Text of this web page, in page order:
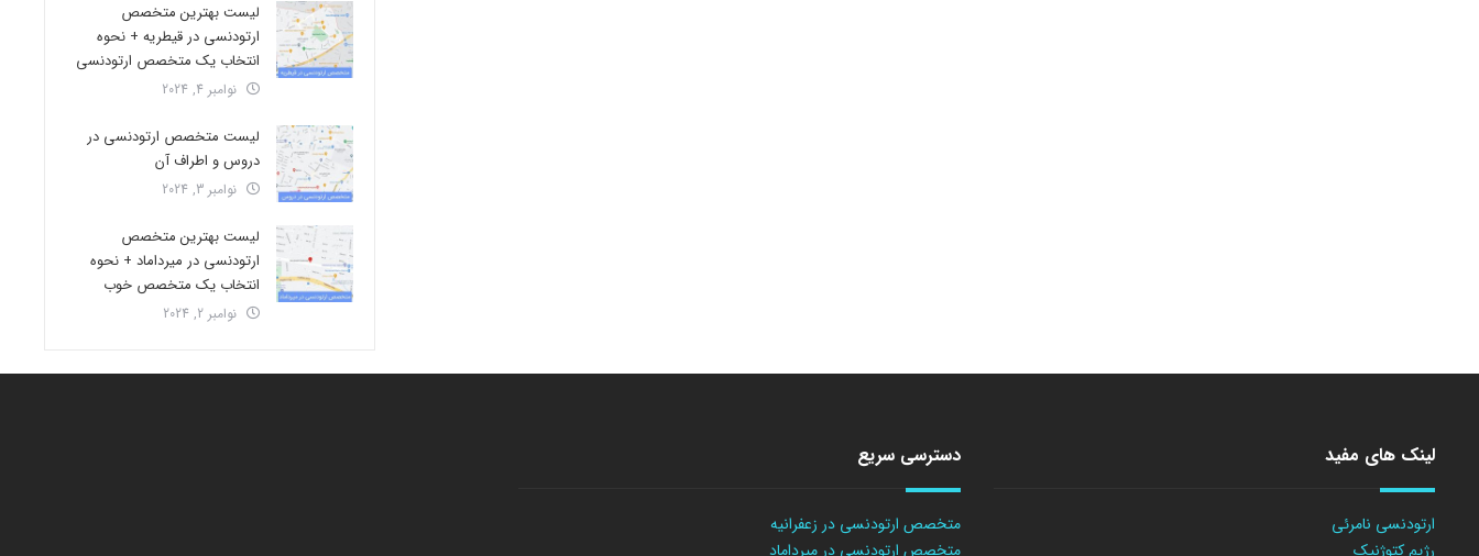
لیست بهترین متخصص
ارتودنسی در قیطریه + نحوه
انتخاب یک متخصص ارتودنسی
نوامبر 4, 2024
لیست متخصص ارتودنسی در
دروس و اطراف آن
نوامبر 3, 2024
لیست بهترین متخصص
ارتودنسی در میرداماد + نحوه
انتخاب یک متخصص خوب
نوامبر 2, 2024
لینک های مفید
ارتودنسی نامرئی
رژیم کتوژنیک
دسترسی سریع
متخصص ارتودنسی در زعفرانیه
متخصص ارتودنسی در میرداماد